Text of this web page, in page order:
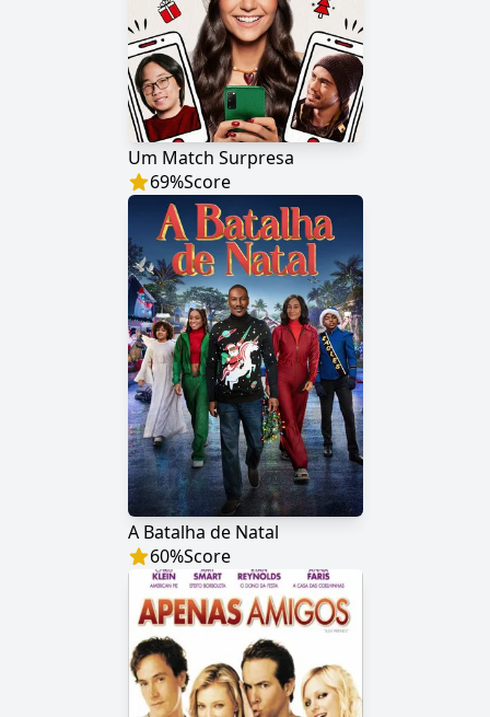
Um Match Surpresa
69%Score
A Batalha de Natal
60%Score